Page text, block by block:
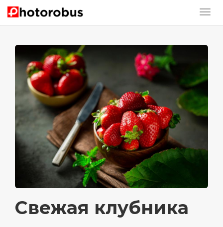
Свежая клубника